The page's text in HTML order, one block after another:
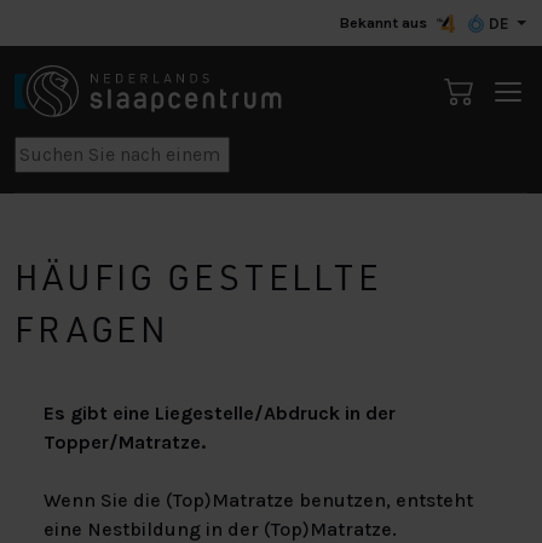
Bekannt aus DE
HÄUFIG GESTELLTE
FRAGEN
Es gibt eine Liegestelle/Abdruck in der
Topper/Matratze.
Wenn Sie die (Top)Matratze benutzen, entsteht
eine Nestbildung in der (Top)Matratze.